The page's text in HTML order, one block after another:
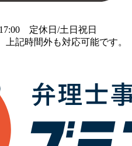
定休日/土日祝日
記時間外も対応可能です。